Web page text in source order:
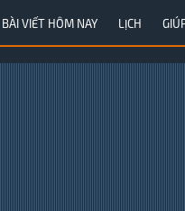
BÀI VIẾT HÔM NAY LỊCH